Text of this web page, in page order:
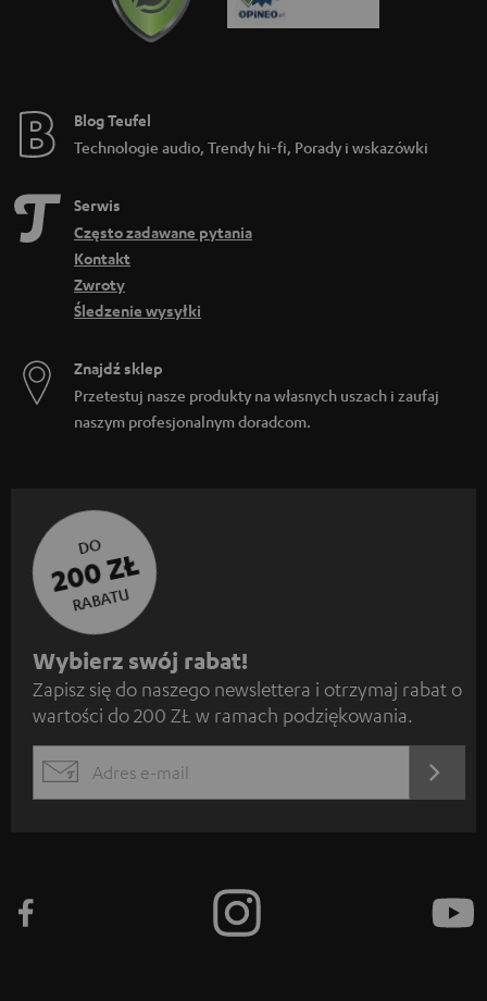
Blog Teufel
Technologie audio, Trendy hi-fi, Porady i wskazówki
Serwis
Często zadawane pytania
Kontakt
Zwroty
Śledzenie wysyłki
Znajdź sklep
Przetestuj nasze produkty na własnych uszach i zaufaj
naszym profesjonalnym doradcom.
DO
200 ZŁ
RABATU
Z
a
p
s
ę
Wybierz swój rabat!
Zapisz się do naszego newslettera i otrzymaj rabat o
wartości do 200 ZŁ w ramach podziękowania.
EMAIL